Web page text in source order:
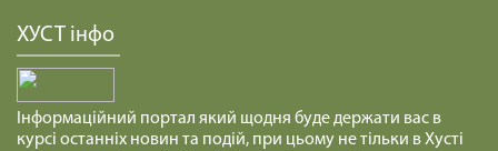
ХУСТ інфо
Інформаційний портал який щодня буде держати вас в
курсі останніх новин та подій, при цьому не тільки в Хусті